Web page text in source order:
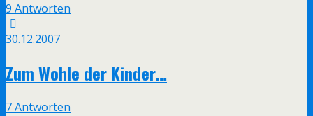
9 Antworten
30.12.2007
Zum Wohle der Kinder…
7 Antworten